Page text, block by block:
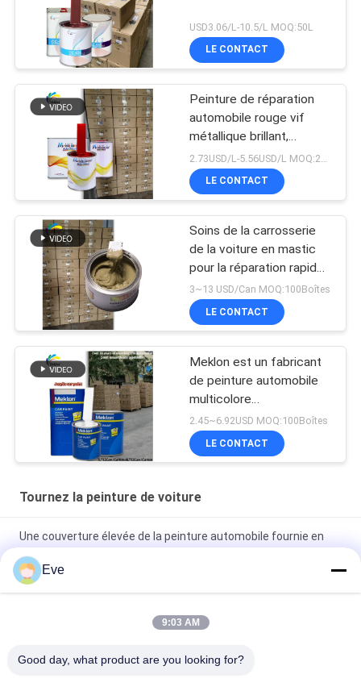
USD3.06/L-10.5/L MOQ:50L
LE CONTACT
Peinture de réparation
automobile rouge vif
métallique brillant,
assortiment de couleurs
de qualité usine d'origine
LE CONTACT
Soins de la carrosserie
de la voiture en mastic
pour la réparation rapide
des inégalités
3~13 USD/Can MOQ:100Boîtes
LE CONTACT
Meklon est un fabricant
de peinture automobile
multicolore
personnalisable
2.45~6.92USD MOQ:100Boîtes
LE CONTACT
Tournez la peinture de voiture
Une couverture élevée de la peinture automobile fournie en
usine
Peinture automobile pré-mélangée Peinture acrylique pour
Inoffensif
Eve
9:03 AM
Good day, what product are you looking for?